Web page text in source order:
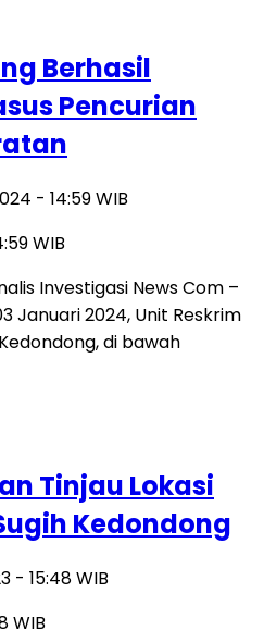
Berhasil
Pencurian
- 14:59 WIB
WIB
Investigasi News Com –
Januari 2024, Unit Reskrim
di bawah
Tinjau Lokasi
Kedondong
- 15:48 WIB
WIB